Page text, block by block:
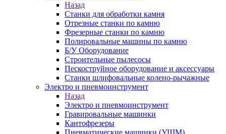
Назад
Станки для обработки камня
Отрезные станки по камню
Фрезерные станки по камню
Полировальные машины по камню
Б/У Оборудование
Строительные пылесосы
Пескоструйное оборудование и аксессуары
Станки шлифовальные колено-рычажные
Электро и пневмоинструмент
Назад
Электро и пневмоинструмент
Гравировальные машинки
Кантофрезеры
Пневматические машинки (УШМ)